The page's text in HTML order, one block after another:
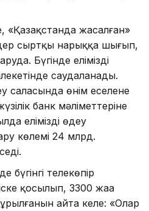
«Қазақстанда жасалған»
сыртқы нарыққа шығып,
Бүгінде еліміздің
саудаланады.
саласында өнім еселене
банк мәліметтеріне
еліміздің өңдеу
көлемі 24 млрд.
бүгінгі телекөпір
қосылып, 3300 жаңа
айта келе: «Олар